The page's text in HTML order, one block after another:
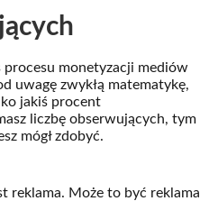
procesu monetyzacji mediów
uwagę zwykłą matematykę,
jakiś procent
liczbę obserwujących, tym
mógł zdobyć.
reklama. Może to być reklama